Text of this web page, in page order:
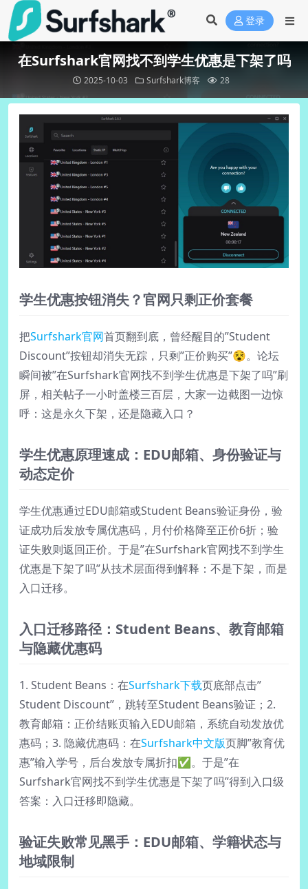
登录
在Surfshark官网找不到学生优惠是下架了吗
2025-10-03 Surfshark博客 28
学生优惠按钮消失？官网只剩正价套餐
把Surfshark官网首页翻到底，曾经醒目的”Student
Discount”按钮却消失无踪，只剩”正价购买”😵。论坛
瞬间被”在Surfshark官网找不到学生优惠是下架了吗”刷
屏，相关帖子一小时盖楼三百层，大家一边截图一边惊
呼：这是永久下架，还是隐藏入口？
学生优惠原理速成：EDU邮箱、身份验证与
动态定价
学生优惠通过EDU邮箱或Student Beans验证身份，验
证成功后发放专属优惠码，月付价格降至正价6折；验
证失败则返回正价。于是”在Surfshark官网找不到学生
优惠是下架了吗”从技术层面得到解释：不是下架，而是
入口迁移。
入口迁移路径：Student Beans、教育邮箱
与隐藏优惠码
1. Student Beans：在Surfshark下载页底部点击”
Student Discount”，跳转至Student Beans验证；2.
教育邮箱：正价结账页输入EDU邮箱，系统自动发放优
惠码；3. 隐藏优惠码：在Surfshark中文版页脚”教育优
惠”输入学号，后台发放专属折扣✅。于是”在
Surfshark官网找不到学生优惠是下架了吗”得到入口级
答案：入口迁移即隐藏。
验证失败常见黑手：EDU邮箱、学籍状态与
地域限制